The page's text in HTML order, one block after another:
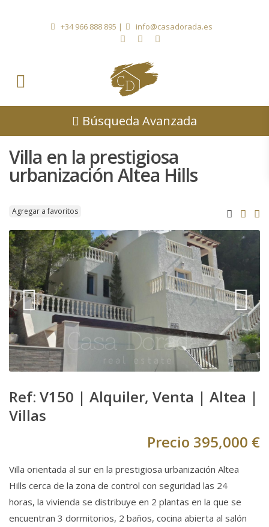
+34 966 888 895 | info@casadorada.es
Búsqueda Avanzada
Villa en la prestigiosa
urbanización Altea Hills
Agregar a favoritos
Ref: V150 | Alquiler, Venta | Altea |
Villas
Precio 395,000 €
Villa orientada al sur en la prestigiosa urbanización Altea
Hills cerca de la zona de control con seguridad las 24
horas, la vivienda se distribuye en 2 plantas en la que se
encuentran 3 dormitorios, 2 baños, cocina abierta al salón